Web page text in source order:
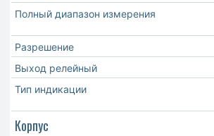
Полный диапазон измерения
Разрешение
Выход релейный
Тип индикации
Корпус